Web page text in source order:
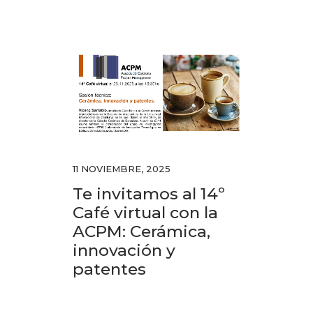
11 NOVIEMBRE, 2025
Te invitamos al 14º
Café virtual con la
ACPM: Cerámica,
innovación y
patentes